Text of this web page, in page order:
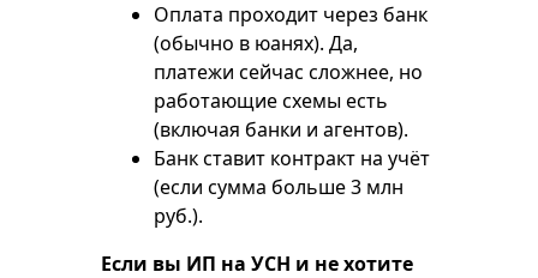
Оплата проходит через банк
(обычно в юанях). Да,
платежи сейчас сложнее, но
работающие схемы есть
(включая банки и агентов).
Банк ставит контракт на учёт
(если сумма больше 3 млн
руб.).
Если вы ИП на УСН и не хотите